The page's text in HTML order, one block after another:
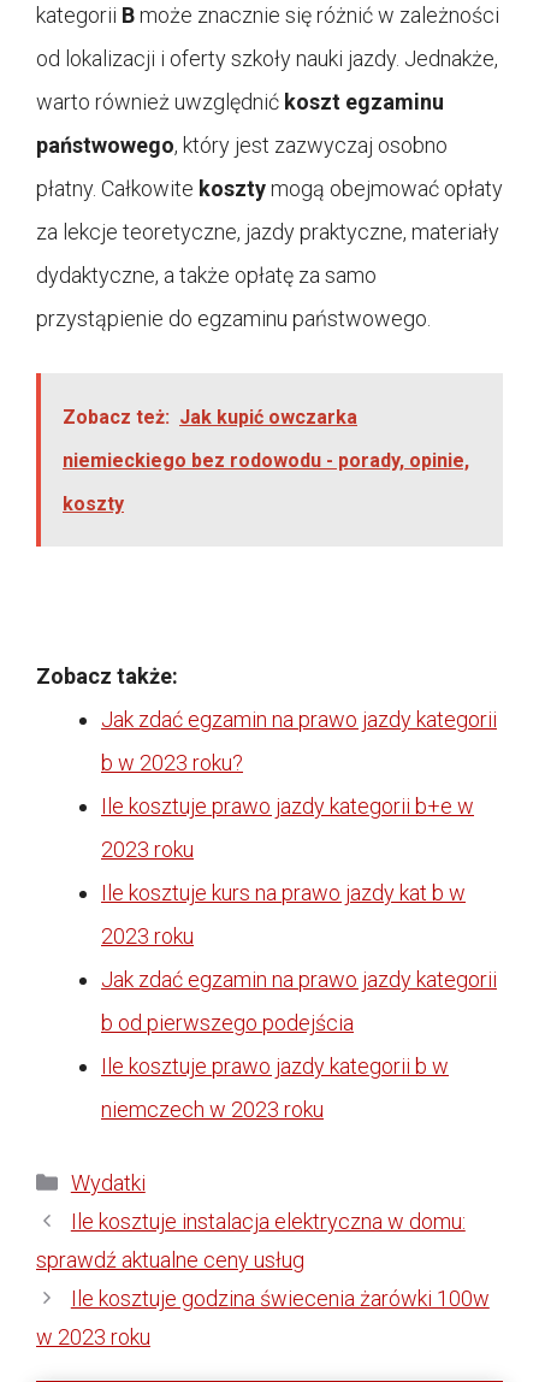
kategorii Bmoże znacznie się różnić w zależności
od lokalizacji i oferty szkoły nauki jazdy. Jednakże,
warto również uwzględnić koszt egzaminu
państwowego, który jest zazwyczaj osobno
płatny. Całkowite kosztymogą obejmować opłaty
za lekcje teoretyczne, jazdy praktyczne, materiały
dydaktyczne, a także opłatę za samo
przystąpienie do egzaminu państwowego.
Zobacz też: Jak kupić owczarka
niemieckiego bez rodowodu - porady, opinie,
koszty
Zobacz także:
Jak zdać egzamin na prawo jazdy kategorii
b w 2023 roku?
Ile kosztuje prawo jazdy kategorii b+e w
2023 roku
Ile kosztuje kurs na prawo jazdy kat b w
2023 roku
Jak zdać egzamin na prawo jazdy kategorii
b od pierwszego podejścia
Ile kosztuje prawo jazdy kategorii b w
niemczech w 2023 roku
Kategorie
Wydatki
Ile kosztuje instalacja elektryczna w domu:
sprawdź aktualne ceny usług
Ile kosztuje godzina świecenia żarówki 100w
w 2023 roku